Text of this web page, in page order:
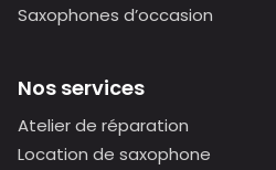
Saxophones d’occasion
Nos services
Atelier de réparation
Location de saxophone